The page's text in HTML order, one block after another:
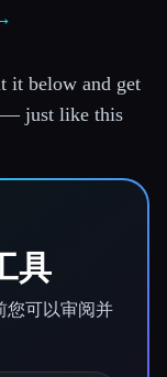
it below and get
— just like this
具
您可以审阅并